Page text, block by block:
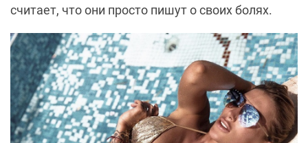
считает, что они просто пишут о своих болях.